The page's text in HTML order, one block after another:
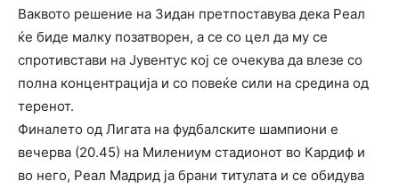
Ваквото решение на Зидан претпоставува дека Реал
ќе биде малку позатворен, а се со цел да му се
спротивстави на Јувентус кој се очекува да влезе со
полна концентрација и со повеќе сили на средина од
теренот.
Финалето од Лигата на фудбалските шампиони е
вечерва (20.45) на Милениум стадионот во Кардиф и
во него, Реал Мадрид ја брани титулата и се обидува